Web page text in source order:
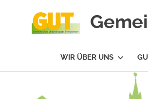
WIR ÜBER UNS